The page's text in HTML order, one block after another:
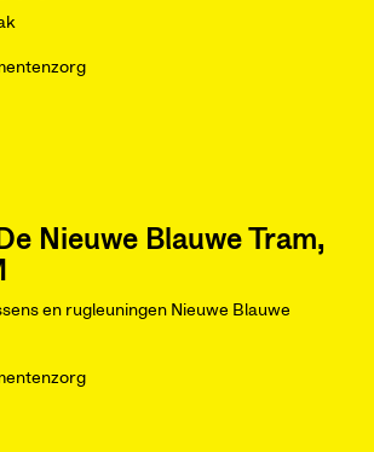
Nieuwe Blauwe Tram,
en rugleuningen Nieuwe Blauwe